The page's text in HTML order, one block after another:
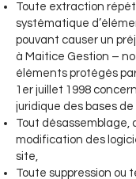
Toute extraction
systématique
pouvant causer un
à Maitice Gestion –
éléments protégés
1er juillet 1998
juridique des bases
Tout désassemblage,
modification des
site,
Toute suppression ou